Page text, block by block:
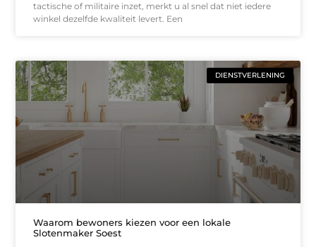
tactische of militaire inzet, merkt u al snel dat niet iedere
winkel dezelfde kwaliteit levert. Een
DIENSTVERLENING
Waarom bewoners kiezen voor een lokale
Slotenmaker Soest